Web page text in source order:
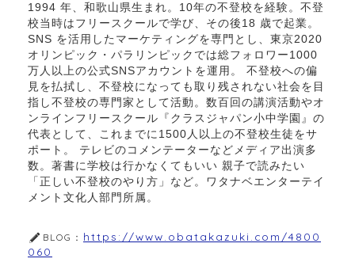
1994 年、和歌山県生まれ。10年の不登校を経験。不登
校当時はフリースクールで学び、その後18 歳で起業。
SNS を活用したマーケティングを専門とし、東京2020
オリンピック・パラリンピックでは総フォロワー1000
万人以上の公式SNSアカウントを運用。 不登校への偏
見を払拭し、不登校になっても取り残されない社会を目
指し不登校の専門家として活動。数百回の講演活動やオ
ンラインフリースクール『クラスジャパン小中学園』の
代表として、これまでに1500人以上の不登校生徒をサ
ポート。 テレビのコメンテーターなどメディア出演多
数。著書に学校は行かなくてもいい 親子で読みたい
「正しい不登校のやり方」など。ワタナベエンターテイ
メント文化人部門所属。
BLOG： https://www.obatakazuki.com/4800
060